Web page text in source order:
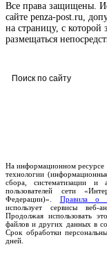
Все права защищены.
сайте penza-post.ru,
на страницу, с которой
размещаться
На информационном ресурсе
технологии
сбора, систематизации и
пользователей сети
Федерации)». Правила о
использует сервисы веб-
Продолжая использовать
файлов и других данных в
Срок обработки
дней.